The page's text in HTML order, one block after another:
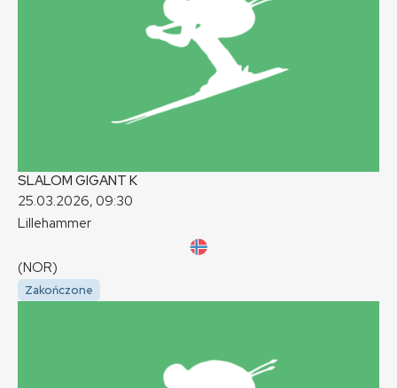
SLALOM GIGANT K
25.03.2026, 09:30
Lillehammer
(NOR)
Zakończone